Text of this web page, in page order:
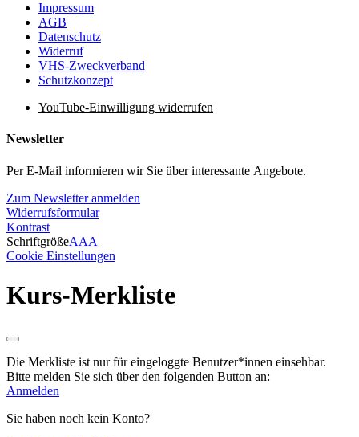
Impressum
AGB
Datenschutz
Widerruf
VHS-Zweckverband
Schutzkonzept
YouTube-Einwilligung widerrufen
Newsletter
Per E-Mail informieren wir Sie über interessante Angebote.
Zum Newsletter anmelden
Widerrufsformular
Kontrast
SchriftgrößeAAA
Cookie Einstellungen
Kurs-Merkliste
Die Merkliste ist nur für eingeloggte Benutzer*innen einsehbar.
Bitte melden Sie sich über den folgenden Button an:
Anmelden
Sie haben noch kein Konto?